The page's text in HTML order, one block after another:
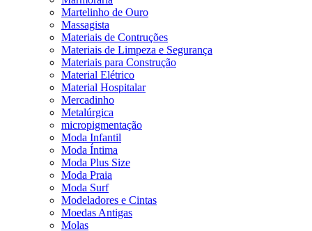
Martelinho de Ouro
Massagista
Materiais de Contruções
Materiais de Limpeza e Segurança
Materiais para Construção
Material Elétrico
Material Hospitalar
Mercadinho
Metalúrgica
micropigmentação
Moda Infantil
Moda Íntima
Moda Plus Size
Moda Praia
Moda Surf
Modeladores e Cintas
Moedas Antigas
Molas